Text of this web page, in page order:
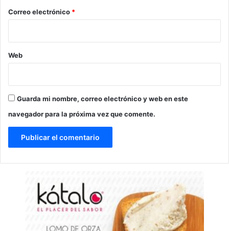
*
Correo electrónico *
Web
Guarda mi nombre, correo electrónico y web en este
navegador para la próxima vez que comente.